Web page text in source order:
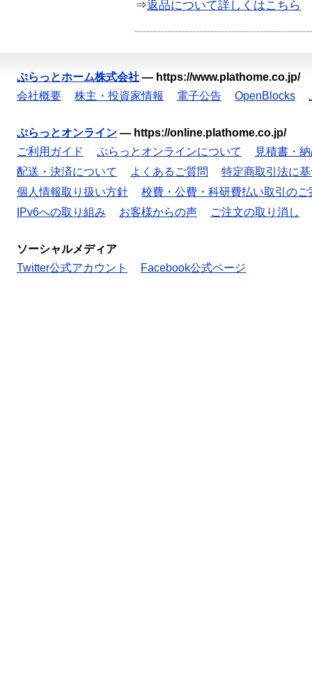
⇒返品について詳しくはこちら
ぷらっとホーム株式会社 — https://www.plathome.co.jp/
会社概要
株主・投資家情報 電子公告 OpenBlocks
ぷらっとオンライン — https://online.plathome.co.jp/
ご利用ガイド
ぷらっとオンラインについて
見積書・
配送・決済について
よくあるご質問
特定商取引法に
個人情報取り扱い方針
校費・公費・科研費払い取引のご
IPv6への取り組み
お客様からの声 ご注文の取り消し
ソーシャルメディア
Twitter公式アカウント
Facebook公式ページ